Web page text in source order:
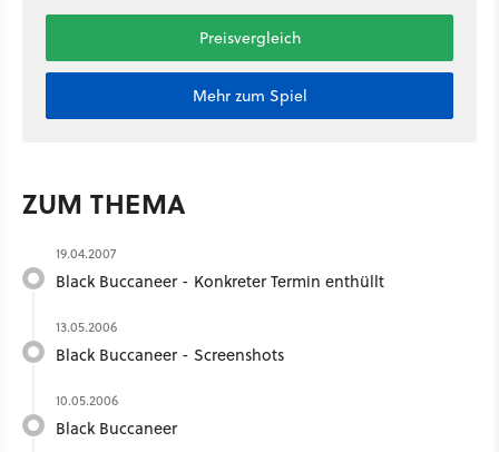
Preisvergleich
Mehr zum Spiel
ZUM THEMA
19.04.2007
Black Buccaneer - Konkreter Termin enthüllt
13.05.2006
Black Buccaneer - Screenshots
10.05.2006
Black Buccaneer